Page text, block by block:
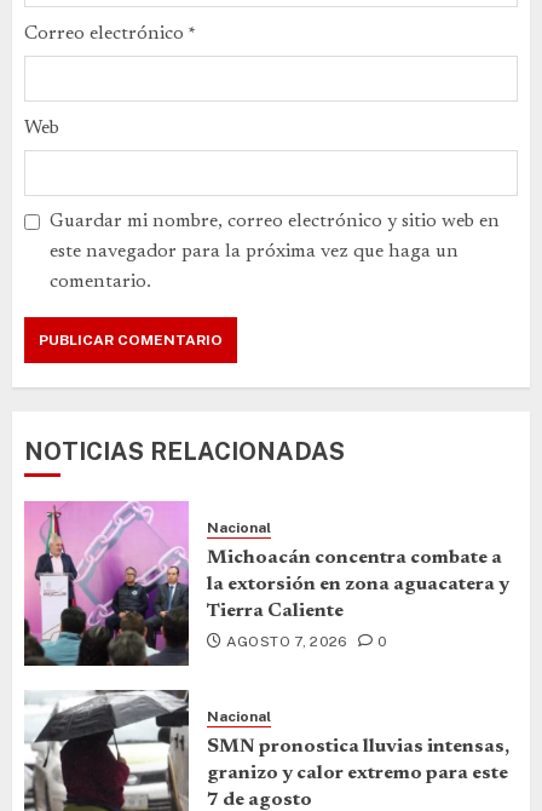
Correo electrónico *
Web
Guardar mi nombre, correo electrónico y sitio web en
este navegador para la próxima vez que haga un
comentario.
NOTICIAS RELACIONADAS
Nacional
Michoacán concentra combate a
la extorsión en zona aguacatera y
Tierra Caliente
AGOSTO 7, 2026 0
Nacional
SMN pronostica lluvias intensas,
granizo y calor extremo para este
7 de agosto